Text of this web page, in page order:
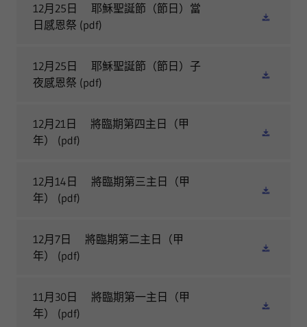
12月25日 耶穌聖誕節（節日）當
日感恩祭 (pdf)
12月25日 耶穌聖誕節（節日）子
夜感恩祭 (pdf)
12月21日 將臨期第四主日（甲
年）
(pdf)
12月14日 將臨期第三主日（甲
年）
(pdf)
12月7日 將臨期第二主日（甲
年）
(pdf)
11月30日 將臨期第一主日（甲
年）
(pdf)